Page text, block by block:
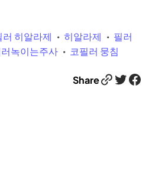
러 히알라제 히알라제
필러
녹이는주사 코필러 뭉침
ShareLink Twitter Facebook